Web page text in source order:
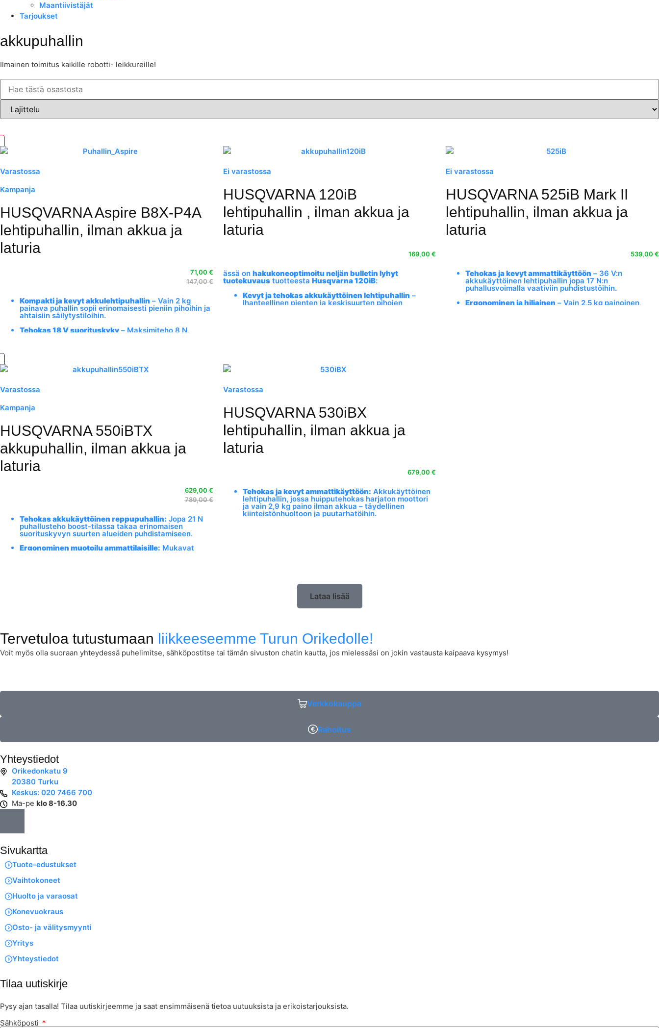
Maantiivistäjät
Tarjoukset
akkupuhallin
Ilmainen toimitus kaikille robotti- leikkureille!
Varastossa
Kampanja
HUSQVARNA Aspire B8X-P4A
lehtipuhallin, ilman akkua ja
laturia
147,00€
71,00 €
Kompakti ja kevyt akkulehtipuhallin – Vain 2 kg
painava puhallin sopii erinomaisesti pieniin pihoihin ja
ahtaisiin säilytystiloihin.
Tehokas 18 V suorituskyky – Maksimiteho 8 N,
Käytä samaa akkua useissa eri puutarhatyökaluissa
ja säästä tilaa sekä rahaa.
Käytännöllinen säilytys
mukana tuleva säilytyskoukku helpottavat
säilyttämistä kotona tai varastossa.
Ei varastossa
HUSQVARNA 120iB
lehtipuhallin , ilman akkua ja
laturia
169,00€
ässä on hakukoneoptimoitu neljän bulletin lyhyt
tuotekuvaustuotteesta Husqvarna 120iB:
Kevyt ja tehokas akkukäyttöinen lehtipuhallin –
Ihanteellinen pienten ja keskisuurten pihojen
Husqvarna-työkalujen kanssa, säästää aikaa ja
Ei varastossa
HUSQVARNA 525iB Mark II
lehtipuhallin, ilman akkua ja
laturia
539,00 €
Tehokas ja kevyt ammattikäyttöön – 36 V:n
akkukäyttöinen lehtipuhallin jopa 17 N:n
puhallusvoimalla vaativiin puhdistustöihin.
Ergonominen ja hiljainen – Vain 2,5 kg painoinen,
Varastossa
Kampanja
HUSQVARNA 550iBTX
akkupuhallin, ilman akkua ja
laturia
789,00€
629,00 €
Tehokas akkukäyttöinen reppupuhallin: Jopa 21 N
puhallusteho boost-tilassa takaa erinomaisen
suorituskyvyn suurten alueiden puhdistamiseen.
Ergonominen muotoilu ammattilaisille: Mukavat
Varastossa
HUSQVARNA 530iBX
lehtipuhallin, ilman akkua ja
laturia
679,00€
Tehokas ja kevyt ammattikäyttöön: Akkukäyttöinen
lehtipuhallin, jossa huipputehokas harjaton moottori
ja vain 2,9 kg paino ilman akkua – täydellinen
kiinteistönhuoltoon ja puutarhatöihin.
BLi-akkujärjestelmäyhteensopiva:
vaihto muiden Husqvarnan laitteiden välillä tehostaa
työnkulkuasi ilman turhia keskeytyksiä.
Lataa lisää
Tervetuloa tutustumaan liikkeeseemme Turun Orikedolle!
Voit myös olla suoraan yhteydessä puhelimitse, sähköpostitse tai tämän sivuston chatin kautta, jos mielessäsi on jokin vastausta kaipaava kysymys!
Verkkokauppa
Rahoitus
Yhteystiedot
Orikedonkatu 9
20380 Turku
Keskus: 020 7466 700
Ma-pe klo 8-16.30
Sivukartta
Tuote-edustukset
Vaihtokoneet
Huolto ja varaosat
Konevuokraus
Osto- ja välitysmyynti
Yritys
Yhteystiedot
Tilaa uutiskirje
Pysy ajan tasalla! Tilaa uutiskirjeemme ja saat ensimmäisenä tietoa uutuuksista ja erikoistarjouksista.
Sähköposti